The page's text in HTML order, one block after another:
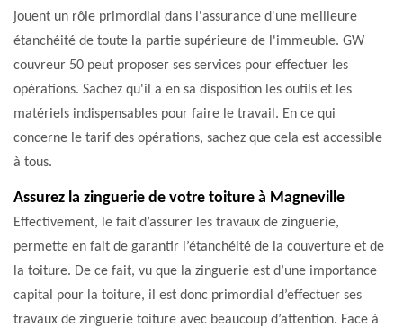
jouent un rôle primordial dans l'assurance d'une meilleure
étanchéité de toute la partie supérieure de l'immeuble. GW
couvreur 50 peut proposer ses services pour effectuer les
opérations. Sachez qu'il a en sa disposition les outils et les
matériels indispensables pour faire le travail. En ce qui
concerne le tarif des opérations, sachez que cela est accessible
à tous.
Assurez la zinguerie de votre toiture à Magneville
Effectivement, le fait d’assurer les travaux de zinguerie,
permette en fait de garantir l’étanchéité de la couverture et de
la toiture. De ce fait, vu que la zinguerie est d’une importance
capital pour la toiture, il est donc primordial d’effectuer ses
travaux de zinguerie toiture avec beaucoup d’attention. Face à